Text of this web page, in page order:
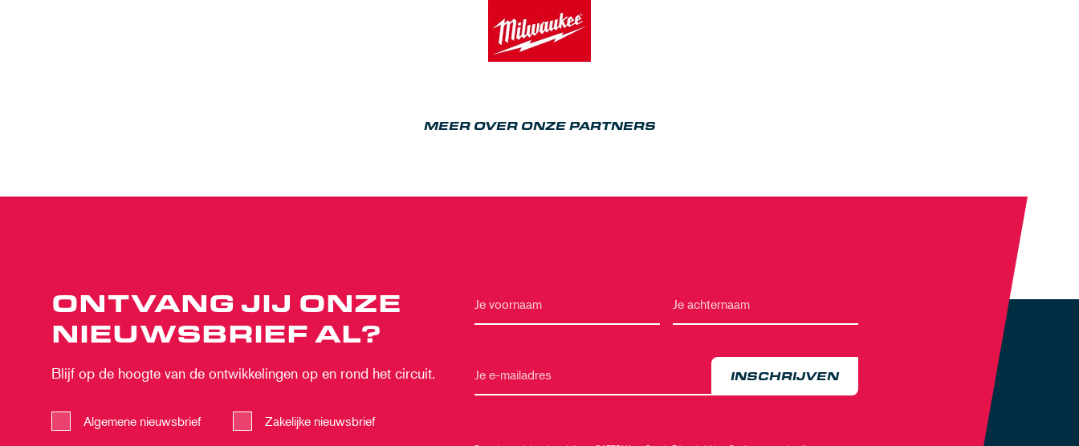
MEER OVER ONZE PARTNERS
ONTVANG JIJ ONZE
NIEUWSBRIEF AL?
Blijf op de hoogte van de ontwikkelingen op en rond het circuit.
Algemene nieuwsbrief Zakelijke nieuwsbrief
INSCHRIJVEN